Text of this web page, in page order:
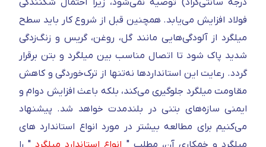
درجه سانتی‌گراد) توصیه نمی‌شود، زیرا احتمال شکنندگی
فولاد افزایش می‌یابد. همچنین قبل از شروع کار باید سطح
میلگرد از آلودگی‌هایی مانند گل، روغن، گریس و زنگ‌زدگی
شدید پاک شود تا اتصال مناسب بین میلگرد و بتن برقرار
گردد. رعایت این استانداردها نه‌تنها از ترک‌خوردگی و کاهش
مقاومت میلگرد جلوگیری می‌کند، بلکه باعث افزایش دوام و
ایمنی سازه‌های بتنی در بلندمدت خواهد شد. پیشنهاد
می‌کنیم برای مطالعه بیشتر در مورد انواع استاندارد های